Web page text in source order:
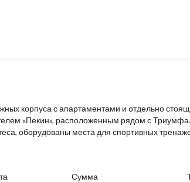
корпуса с апартаментами и отдельно
«Пекин», расположенным рядом с
оборудованы места для спортивных
Сумма